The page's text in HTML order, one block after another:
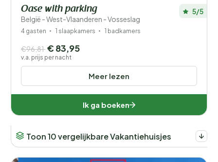
Oase with parking
België - West-Vlaanderen - Vosseslag
5/5
4 gasten 1 slaapkamers 1 badkamers
Meer lezen
€96,81 € 83,95
v.a. prijs per nacht
Ik ga boeken
Toon 10 vergelijkbare Vakantiehuisjes